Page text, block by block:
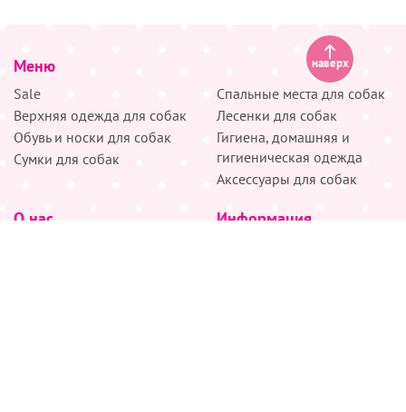
Меню
Sale
Верхняя одежда для собак
Обувь и носки для собак
Сумки для собак
Спальные места для собак
Лесенки для собак
Гигиена, домашняя и
гигиеническая одежда
Аксессуары для собак
О нас Информация
наверх